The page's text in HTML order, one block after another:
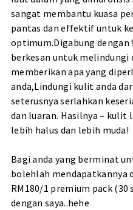
sangat membantu kuasa
pantas dan effektif untuk
optimum.Digabung dengan
berkesan untuk melindungi
memberikan apa yang
anda,Lindungi kulit anda
seterusnya serlahkan
dan luaran. Hasilnya – kulit
lebih halus dan lebih muda!
Bagi anda yang berminat
bolehlah mendapatkannya
RM180/1 premium pack
dengan saya..hehe